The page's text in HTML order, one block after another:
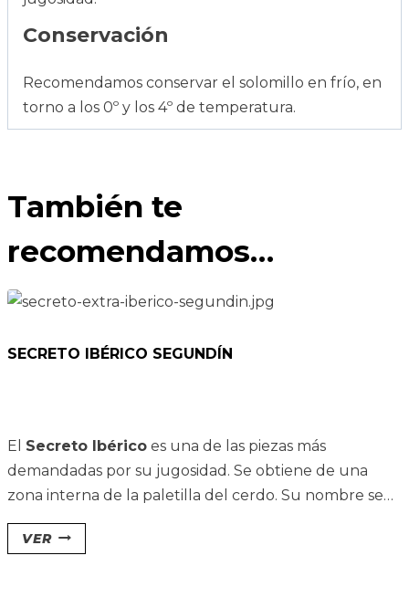
Conservación
Recomendamos conservar el solomillo en frío, en
torno a los 0º y los 4º de temperatura.
También te
recomendamos…
SECRETO IBÉRICO SEGUNDÍN
El Secreto Ibérico es una de las piezas más
demandadas por su jugosidad. Se obtiene de una
zona interna de la paletilla del cerdo. Su nombre se
debe a que los carniceros, conocedores de su calidad,
la guardaban expresamente para ellos, o porque no
VER